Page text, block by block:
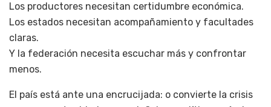
Los productores necesitan certidumbre económica.
Los estados necesitan acompañamiento y facultades
claras.
Y la federación necesita escuchar más y confrontar
menos.
El país está ante una encrucijada: o convierte la crisis